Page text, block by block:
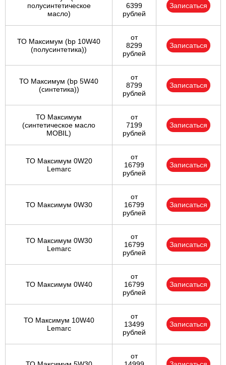
полуcинтетическое
масло)
6399
рублей
Записаться
ТО Максимум (bp 10W40
(полусинтетика))
от
8299
рублей
Записаться
ТО Максимум (bp 5W40
(синтетика))
от
8799
рублей
Записаться
ТО Максимум
(cинтетическое масло
MOBIL)
от
7199
рублей
Записаться
ТО Максимум 0W20
Lemarc
от
16799
рублей
Записаться
ТО Максимум 0W30
от
16799
рублей
Записаться
ТО Максимум 0W30
Lemarc
от
16799
рублей
Записаться
ТО Максимум 0W40
от
16799
рублей
Записаться
ТО Максимум 10W40
Lemarc
от
13499
рублей
Записаться
от